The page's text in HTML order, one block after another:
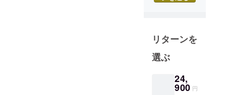
リターンを
選ぶ
24,
900 円